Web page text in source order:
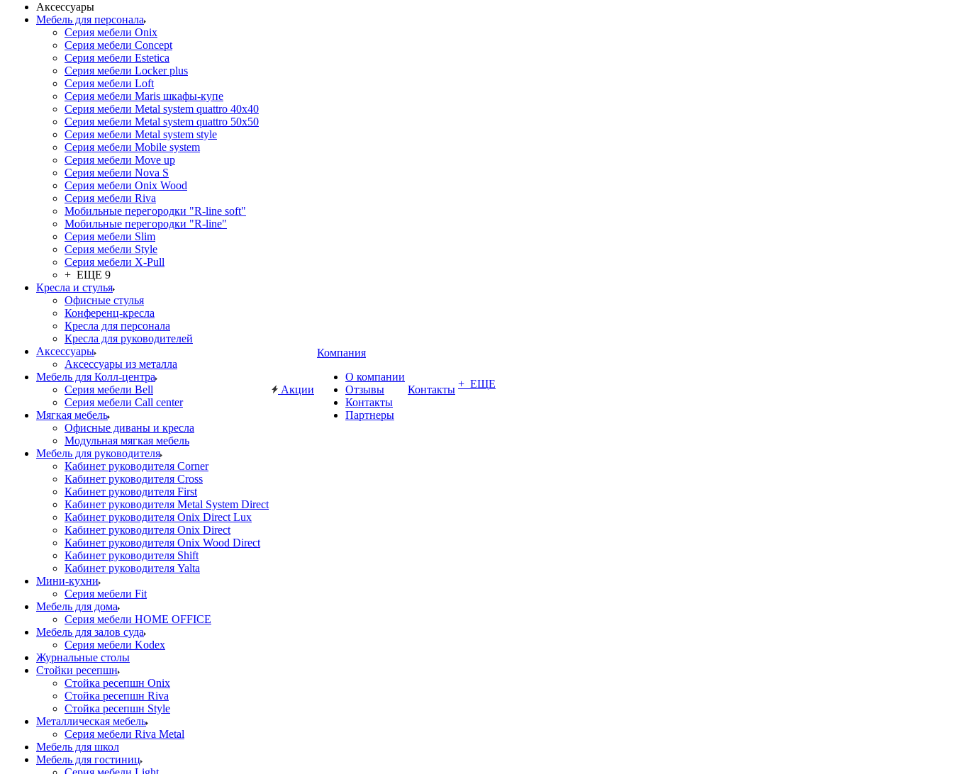
Аксессуары
Мебель для персонала
Серия мебели Onix
Серия мебели Concept
Серия мебели Estetica
Серия мебели Locker plus
Серия мебели Loft
Серия мебели Maris шкафы-купе
Серия мебели Metal system quattro 40x40
Серия мебели Metal system quattro 50x50
Серия мебели Metal system style
Серия мебели Mobile system
Серия мебели Move up
Серия мебели Nova S
Серия мебели Onix Wood
Серия мебели Riva
Мобильные перегородки "R-line soft"
Мобильные перегородки "R-line"
Серия мебели Slim
Серия мебели Style
Серия мебели X-Pull
+ ЕЩЕ 9
Кресла и стулья
Офисные стулья
Конференц-кресла
Кресла для персонала
Кресла для руководителей
Аксессуары
Аксессуары из металла
Мебель для Колл-центра
Серия мебели Bell
Серия мебели Call center
Мягкая мебель
Офисные диваны и кресла
Модульная мягкая мебель
Мебель для руководителя
Кабинет руководителя Corner
Кабинет руководителя Cross
Кабинет руководителя First
Кабинет руководителя Metal System Direct
Кабинет руководителя Onix Direct Lux
Кабинет руководителя Onix Direct
Кабинет руководителя Onix Wood Direct
Кабинет руководителя Shift
Кабинет руководителя Yalta
Мини-кухни
Серия мебели Fit
Мебель для дома
Серия мебели HOME OFFICE
Мебель для залов суда
Серия мебели Kodex
Журнальные столы
Стойки ресепшн
Стойка ресепшн Onix
Стойка ресепшн Riva
Стойка ресепшн Style
Металлическая мебель
Серия мебели Riva Metal
Мебель для школ
Мебель для гостиниц
Акции
Компания
О компании
Отзывы
Контакты
Партнеры
Контакты + ЕЩЕ